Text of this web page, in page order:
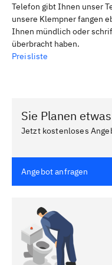
Telefon gibt Ihnen unser
unsere Klempner fangen
Ihnen mündlich oder
überbracht haben.
Preisliste
Sie Planen
Jetzt kostenloses
Angebot anfragen